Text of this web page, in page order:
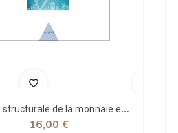
Théorie structurale de la monnaie et applications - Jean Rémy - Sigest
16,00 €